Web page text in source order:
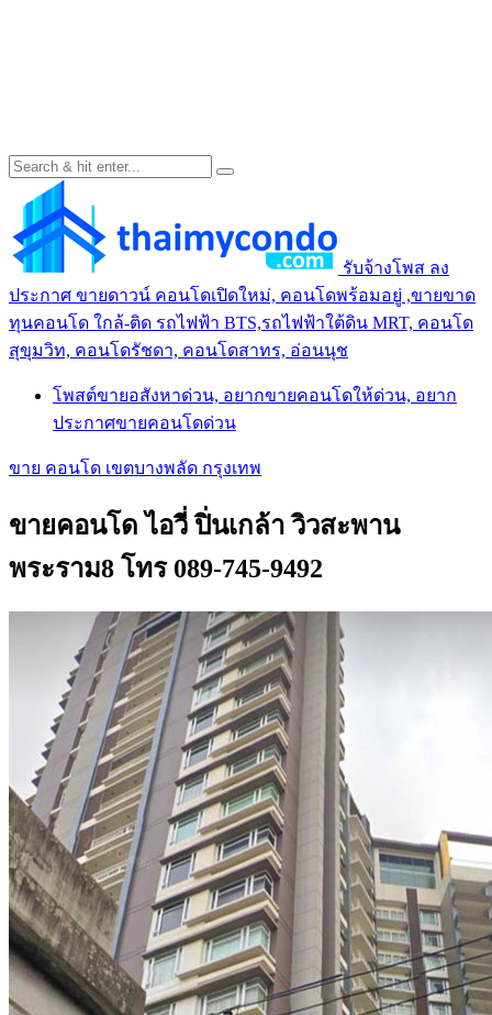
รับจ้างโพส ลง
ประกาศ ขายดาวน์ คอนโดเปิดใหม่, คอนโดพร้อมอยู่ ,ขายขาด
ทุนคอนโด ใกล้-ติด รถไฟฟ้า BTS,รถไฟฟ้าใต้ดิน MRT, คอนโด
สุขุมวิท, คอนโดรัชดา, คอนโดสาทร, อ่อนนุช
โพสต์ขายอสังหาด่วน, อยากขายคอนโดให้ด่วน, อยาก
ประกาศขายคอนโดด่วน
ขาย คอนโด เขตบางพลัด กรุงเทพ
ขายคอนโด ไอวี่ ปิ่นเกล้า วิวสะพาน
พระราม8 โทร 089-745-9492